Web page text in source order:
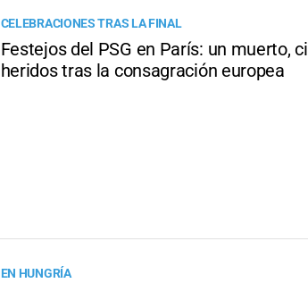
CELEBRACIONES TRAS LA FINAL
Festejos del PSG en París: un muerto,
heridos tras la consagración europea
EN HUNGRÍA